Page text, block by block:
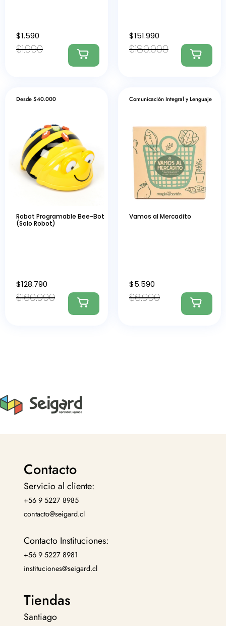
$1.990
$1.590
$189.990
$151.990
Desde $40.000
Robot Programable Bee-Bot
(Solo Robot)
$160.990
$128.790
Comunicación Integral y Lenguaje
Vamos al Mercadito
$6.990
$5.590
Contacto
Servicio al cliente:
+56 9 5227 8985
contacto@seigard.cl
Contacto Instituciones:
+56 9 5227 8981
instituciones@seigard.cl
Tiendas
Santiago